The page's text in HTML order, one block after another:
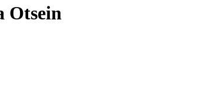
Otsein